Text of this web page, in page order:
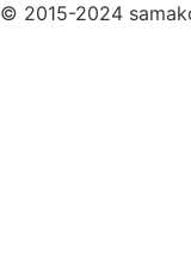
© 2015-2024